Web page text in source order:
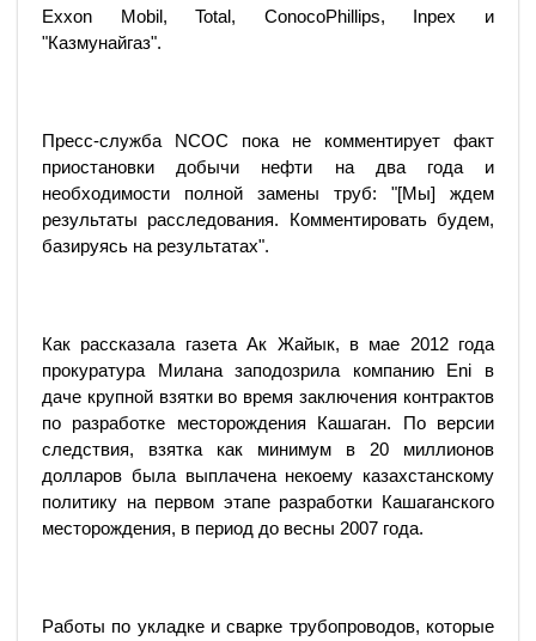
Exxon Mobil, Total, ConocoPhillips, Inpex и
"Казмунайгаз".
Пресс-служба NCOC пока не комментирует факт
приостановки добычи нефти на два года и
необходимости полной замены труб: "[Мы] ждем
результаты расследования. Комментировать будем,
базируясь на результатах".
Как рассказала газета Ак Жайык, в мае 2012 года
прокуратура Милана заподозрила компанию Eni в
даче крупной взятки во время заключения контрактов
по разработке месторождения Кашаган. По версии
следствия, взятка как минимум в 20 миллионов
долларов была выплачена некоему казахстанскому
политику на первом этапе разработки Кашаганского
месторождения, в период до весны 2007 года.
Работы по укладке и сварке трубопроводов, которые